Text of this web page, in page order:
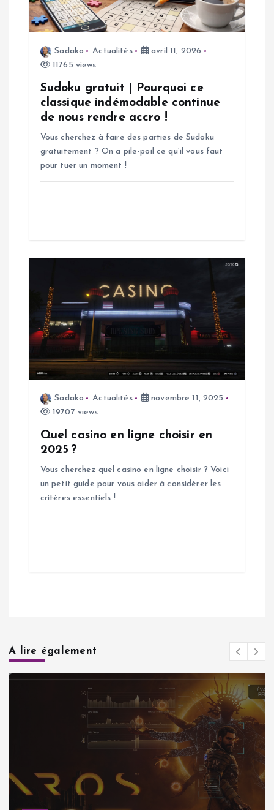
d
c
Sadako Actualités
avril 11, 2026
11765 views
Sudoku gratuit | Pourquoi ce
classique indémodable continue
de nous rendre accro !
Vous cherchez à faire des parties de Sudoku
gratuitement ? On a pile-poil ce qu’il vous faut
pour tuer un moment !
Sadako Actualités
novembre 11, 2025
19707 views
Quel casino en ligne choisir en
2025 ?
Vous cherchez quel casino en ligne choisir ? Voici
un petit guide pour vous aider à considérer les
critères essentiels !
A lire également